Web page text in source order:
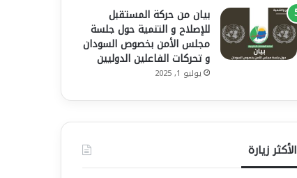
بيان من حركة المستقبل
للإصلاح و التنمية حول جلسة
مجلس الأمن بخصوص السودان
و تحركات الفاعلين الدوليين
يوليو 1, 2025
الأكثر زيارة